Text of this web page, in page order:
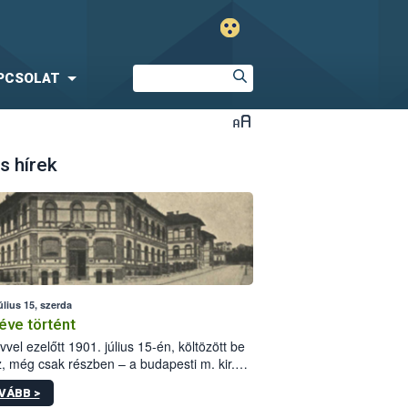
hírek
15, szerda
történt
ezelőtt 1901. július 15-én, költözött be
még csak részben – a budapesti m. kir.
állomás a Kis Rókus utca
alatti, Czigler Győző által tervezett új
>